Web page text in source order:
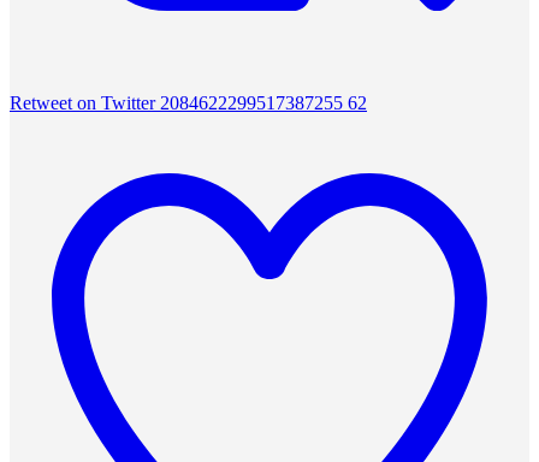
Retweet on Twitter 2084622299517387255 62